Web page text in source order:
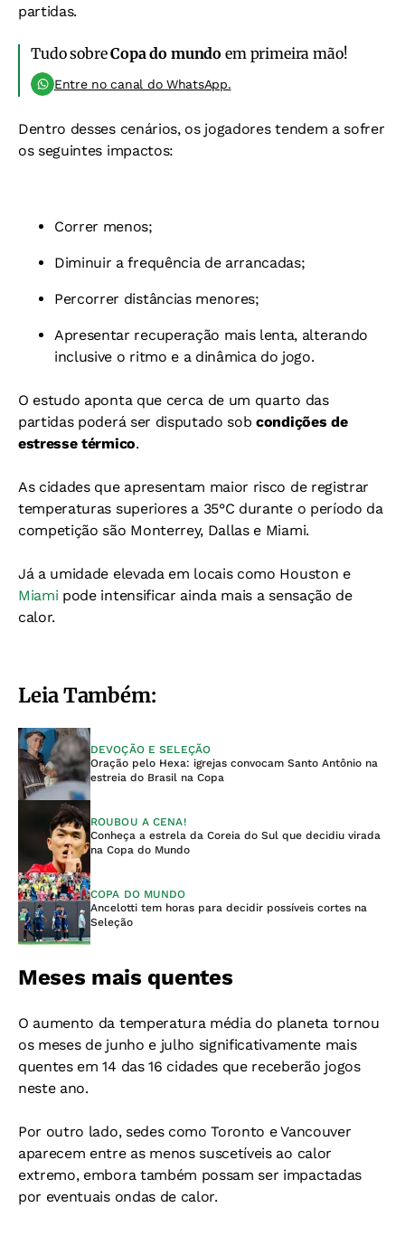
partidas.
Tudo sobreCopa do mundo em primeira mão!
Entre no canal do WhatsApp.
Dentro desses cenários, os jogadores tendem a sofrer
os seguintes impactos:
Correr menos;
Diminuir a frequência de arrancadas;
Percorrer distâncias menores;
Apresentar recuperação mais lenta, alterando
inclusive o ritmo e a dinâmica do jogo.
O estudo aponta que cerca de um quarto das
partidas poderá ser disputado sobcondições de
estresse térmico.
As cidades que apresentam maior risco de registrar
temperaturas superiores a 35°C durante o período da
competição são Monterrey, Dallas e Miami.
Já a umidade elevada em locais como Houston e
Miami pode intensificar ainda mais a sensação de
calor.
Leia Também:
DEVOÇÃO E SELEÇÃO
Oração pelo Hexa: igrejas convocam Santo Antônio na
estreia do Brasil na Copa
ROUBOU A CENA!
Conheça a estrela da Coreia do Sul que decidiu virada
na Copa do Mundo
COPA DO MUNDO
Ancelotti tem horas para decidir possíveis cortes na
Seleção
Meses mais quentes
O aumento da temperatura média do planeta tornou
os meses de junho e julho significativamente mais
quentes em 14 das 16 cidades que receberão jogos
neste ano.
Por outro lado, sedes como Toronto e Vancouver
aparecem entre as menos suscetíveis ao calor
extremo, embora também possam ser impactadas
por eventuais ondas de calor.